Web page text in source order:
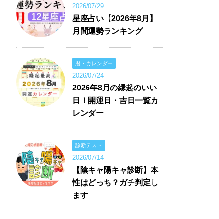
2026/07/29
星座占い【2026年8月】
月間運勢ランキング
暦・カレンダー
2026/07/24
2026年8月の縁起のいい
日！開運日・吉日一覧カ
レンダー
診断テスト
2026/07/14
【陰キャ陽キャ診断】本
性はどっち？ガチ判定し
ます